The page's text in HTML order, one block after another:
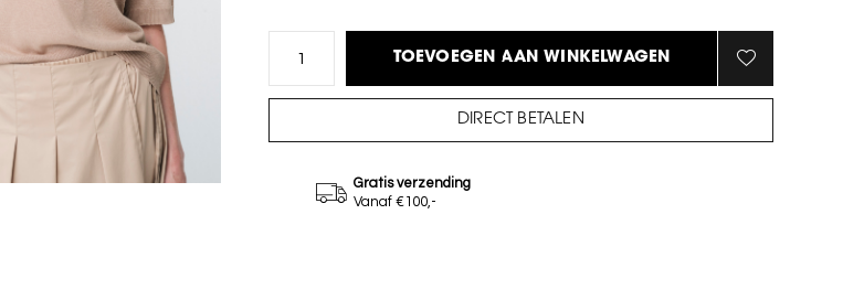
TOEVOEGEN AAN WINKELWAGEN
DIRECT BETALEN
Gratis verzending
Vanaf €100,-